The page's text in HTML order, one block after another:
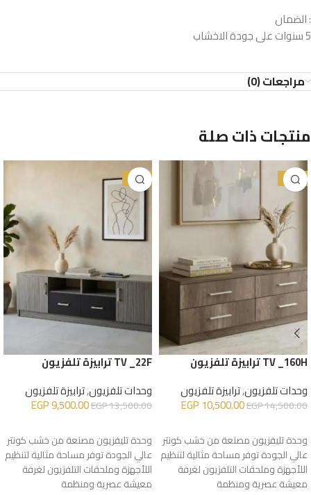
: الضمان
5 سنوات على جودة الاخشاب
مراجعات (0)
منتجات ذات صلة
-28%
TV _160H ترابيزة تلفزيون
وحدات تلفزيون,ترابيزة تلفزيون
EGP14,500.00
EGP10,500.00
وحدة تليفزيون مصنعة من خشب كونتر
عالي الجودة توفر مساحة مثالية لتنظيم
اللأجهزة وملحقات التلفزيون لغرفة
معيشة عصرية ومنظمة
-30%
TV _22F ترابيزة تلفزيون
وحدات تلفزيون,ترابيزة تلفزيون
EGP13,500.00
EGP9,500.00
وحدة تليفزيون مصنعة من خشب كونتر
عالي الجودة توفر مساحة مثالية لتنظيم
اللأجهزة وملحقات التلفزيون لغرفة
معيشة عصرية ومنظمة